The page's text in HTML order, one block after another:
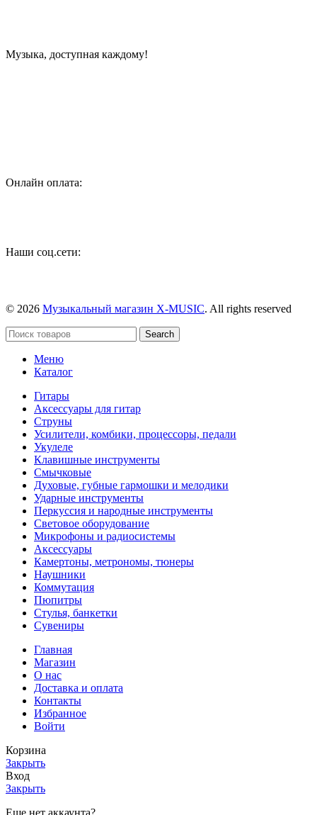
Музыка, доступная каждому!
Онлайн оплата:
Наши соц.сети:
© 2026 Музыкальный магазин X-MUSIC. All rights reserved
Search
Меню
Каталог
Гитары
Аксессуары для гитар
Струны
Усилители, комбики, процессоры, педали
Укулеле
Клавишные инструменты
Смычковые
Духовые, губные гармошки и мелодики
Ударные инструменты
Перкуссия и народные инструменты
Световое оборудование
Микрофоны и радиосистемы
Аксессуары
Камертоны, метрономы, тюнеры
Наушники
Коммутация
Пюпитры
Стулья, банкетки
Сувениры
Главная
Магазин
О нас
Доставка и оплата
Контакты
Избранное
Войти
Корзина
Закрыть
Вход
Закрыть